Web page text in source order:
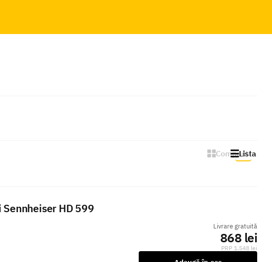
CompactLista
Sennheiser HD 599
Livrare gratuită
868 lei
1.548 lei